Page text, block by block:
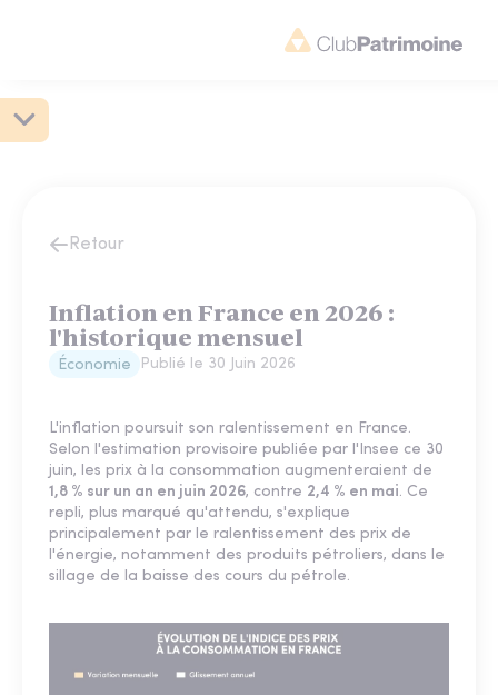
Retour
Inflation en France en 2026 :
l'historique mensuel
Économie Publié le 30 Juin 2026
L'inflation poursuit son ralentissement en France.
Selon l'estimation provisoire publiée par l'Insee ce 30
juin, les prix à la consommation augmenteraient de
1,8 % sur un an en juin 2026, contre 2,4 % en mai. Ce
repli, plus marqué qu'attendu, s'explique
principalement par le ralentissement des prix de
l'énergie, notamment des produits pétroliers, dans le
sillage de la baisse des cours du pétrole.